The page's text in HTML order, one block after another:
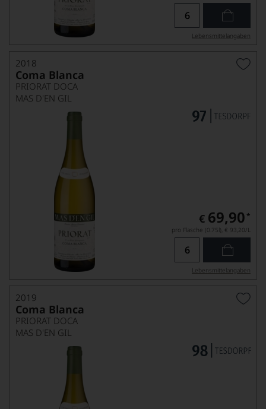
Lebensmittel­angaben
2018
Coma Blanca
PRIORAT DOCA
MAS D'EN GIL
€ 69,90 *
pro Flasche (0.75l), € 93,20/L
Lebensmittel­angaben
2019
Coma Blanca
PRIORAT DOCA
MAS D'EN GIL